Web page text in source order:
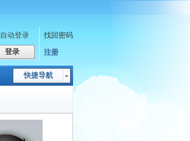
自动登录
找回密码
登录 注册
快捷导航